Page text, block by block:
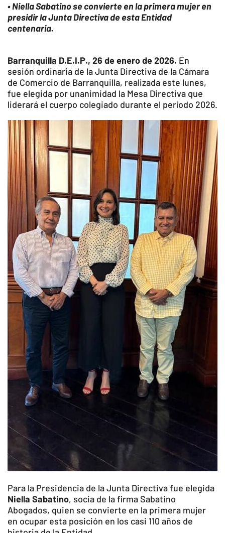
• Niella Sabatino se convierte en la primera mujer en
presidir la Junta Directiva de esta Entidad
centenaria.
Barranquilla D.E.I.P., 26 de enero de 2026. En
sesión ordinaria de la Junta Directiva de la Cámara
de Comercio de Barranquilla, realizada este lunes,
fue elegida por unanimidad la Mesa Directiva que
liderará el cuerpo colegiado durante el período 2026.
Para la Presidencia de la Junta Directiva fue elegida
Niella Sabatino, socia de la firma Sabatino
Abogados, quien se convierte en la primera mujer
en ocupar esta posición en los casi 110 años de